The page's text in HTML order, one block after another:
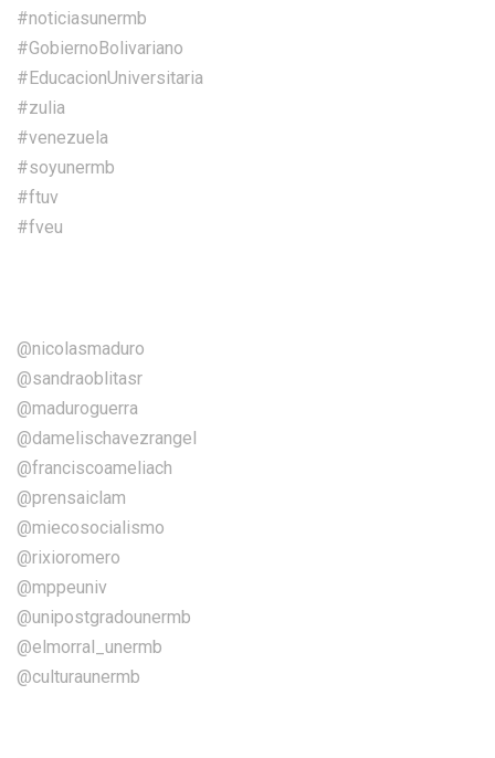
#noticiasunermb
#GobiernoBolivariano
#EducacionUniversitaria
#zulia
#venezuela
#soyunermb
#ftuv
#fveu
@nicolasmaduro
@sandraoblitasr
@maduroguerra
@damelischavezrangel
@franciscoameliach
@prensaiclam
@miecosocialismo
@rixioromero
@mppeuniv
@unipostgradounermb
@elmorral_unermb
@culturaunermb